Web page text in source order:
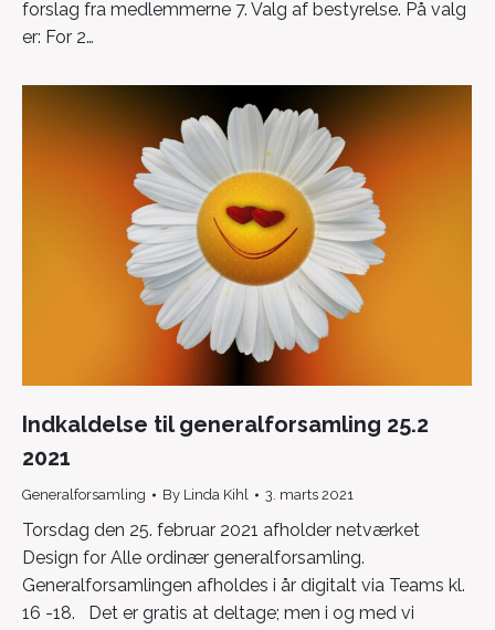
forslag fra medlemmerne 7. Valg af bestyrelse. På valg
er: For 2…
Indkaldelse til generalforsamling 25.2
2021
Generalforsamling By Linda Kihl 3. marts 2021
Torsdag den 25. februar 2021 afholder netværket
Design for Alle ordinær generalforsamling.
Generalforsamlingen afholdes i år digitalt via Teams kl.
16 -18. Det er gratis at deltage; men i og med vi